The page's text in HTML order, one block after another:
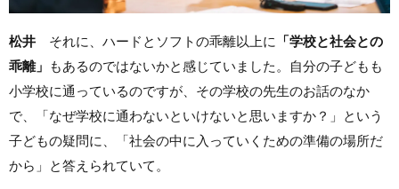
松井 それに、ハードとソフトの乖離以上に
「学校と社会との
乖離」 もあるのではないかと感じていました。自分の子どもも
小学校に通っているのですが、その学校の先生のお話のなか
で、「なぜ学校に通わないといけないと思いますか？」という
子どもの疑問に、「社会の中に入っていくための準備の場所だ
から」と答えられていて。